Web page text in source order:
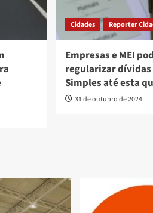
Cidades Reporter
Empresas e MEI
regularizar dívidas
Simples até esta
31 de outubro de 2024